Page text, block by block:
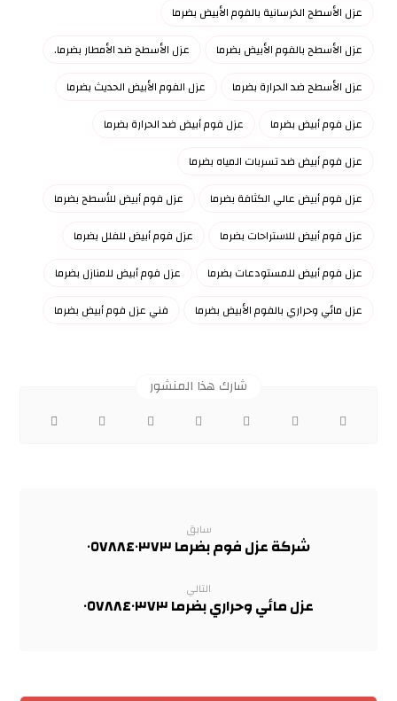
عزل الأسطح الخرسانية بالفوم الأبيض بضرما
عزل الأسطح بالفوم الأبيض بضرما
عزل الأسطح ضد الأمطار بضرما.
عزل الأسطح ضد الحرارة بضرما
عزل الفوم الأبيض الحديث بضرما
عزل فوم أبيض بضرما
عزل فوم أبيض ضد الحرارة بضرما
عزل فوم أبيض ضد تسربات المياه بضرما
عزل فوم أبيض عالي الكثافة بضرما
عزل فوم أبيض للأسطح بضرما
عزل فوم أبيض للاستراحات بضرما
عزل فوم أبيض للفلل بضرما
عزل فوم أبيض للمستودعات بضرما
عزل فوم أبيض للمنازل بضرما
عزل مائي وحراري بالفوم الأبيض بضرما
فني عزل فوم أبيض بضرما
سابق
شركة عزل فوم بضرما ٠٥٧٨٨٤٠٣٧٣
التالي
عزل مائي وحراري بضرما ٠٥٧٨٨٤٠٣٧٣